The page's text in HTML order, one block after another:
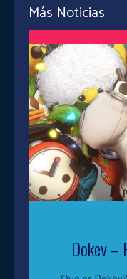
Más Noticias
Dokev –